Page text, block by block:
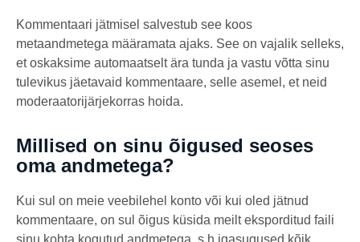
Kommentaari jätmisel salvestub see koos
metaandmetega määramata ajaks. See on vajalik selleks,
et oskaksime automaatselt ära tunda ja vastu võtta sinu
tulevikus jäetavaid kommentaare, selle asemel, et neid
moderaatorijärjekorras hoida.
Millised on sinu õigused seoses
oma andmetega?
Kui sul on meie veebilehel konto või kui oled jätnud
kommentaare, on sul õigus küsida meilt eksporditud faili
sinu kohta kogutud andmetega, s.h igasugused kõik